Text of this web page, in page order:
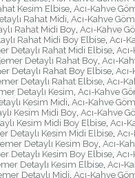
Kesim Elbise Acı-Kahve
Rahat Midi Acı-Kahve
Rahat Midi Boy Acı-Kahve
Rahat Midi Boy Elbise, Acı-
Detaylı Rahat Midi Elbise,
Detaylı Rahat Boy Acı-
Detaylı Rahat Boy Elbise,
Detaylı Rahat Elbise, Acı-
Detaylı Kesim Acı-Kahve
Kesim Midi Acı-Kahve
Kesim Midi Boy Acı-Kahve
Kesim Midi Boy Elbise, Acı-
Detaylı Kesim Midi Elbise,
Detaylı Kesim Boy Acı-
Detaylı Kesim Boy Elbise,
Detaylı Kesim Elbise, Acı-
Detaylı Midi Acı-Kahve